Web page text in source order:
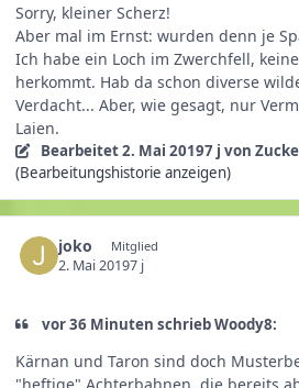
Sorry, kleiner Scherz!
Aber mal im Ernst: wurden denn je
Ich habe ein Loch im Zwerchfell,
herkommt. Hab da schon diverse
Verdacht... Aber, wie gesagt, nur
Laien.
Bearbeitet2. Mai 20197 j von
(Bearbeitungshistorie anzeigen)
joko Mitglied
2. Mai 20197 j
vor 36 Minuten schrieb Woody8:
Kärnan und Taron sind doch